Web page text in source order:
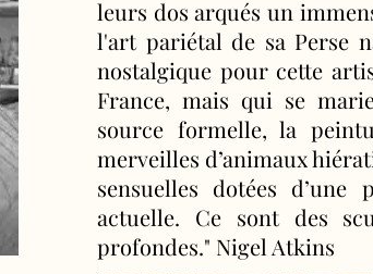
leurs dos arqués un
l'art pariétal de sa Perse
nostalgique pour cette
France, mais qui se
source formelle, la
merveilles d’animaux
sensuelles dotées d’une
actuelle. Ce sont des
profondes." Nigel Atkins